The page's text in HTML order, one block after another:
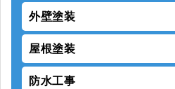
外壁塗装
屋根塗装
防水工事